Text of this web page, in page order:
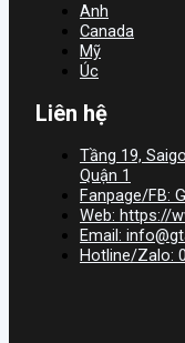
Anh
Canada
Mỹ
Úc
Liên hệ
Tầng 19,
Quận 1
Fanpage/FB:
Web: https://
Email:
Hotline/Zalo: